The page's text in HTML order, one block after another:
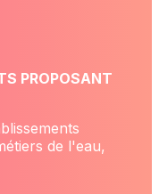
PROPOSANT
de l'eau,